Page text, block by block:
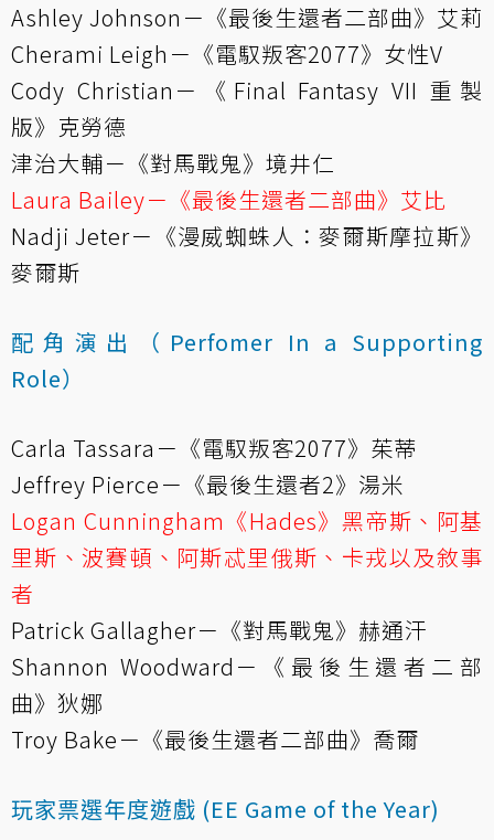
Ashley Johnson－《最後生還者二部曲》艾莉
Cherami Leigh－《電馭叛客2077》女性V
Cody Christian－《Final Fantasy VII 重製
版》克勞德
津治大輔－《對馬戰鬼》境井仁
Laura Bailey－《最後生還者二部曲》艾比
Nadji Jeter－《漫威蜘蛛人：麥爾斯摩拉斯》
麥爾斯
配角演出（Perfomer In a Supporting
Role）
Carla Tassara－《電馭叛客2077》茱蒂
Jeffrey Pierce－《最後生還者2》湯米
Logan Cunningham《Hades》黑帝斯、阿基
里斯、波賽頓、阿斯忒里俄斯、卡戎以及敘事
者
Patrick Gallagher－《對馬戰鬼》赫通汗
Shannon Woodward－《最後生還者二部
曲》狄娜
Troy Bake－《最後生還者二部曲》喬爾
玩家票選年度遊戲 (EE Game of the Year)